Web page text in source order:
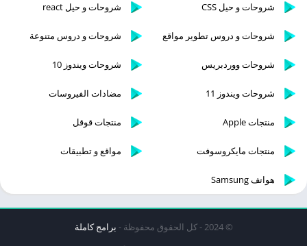
شروحات و حيل CSS شروحات و حيل react
شروحات و دروس تطوير مواقع شروحات و دروس متنوعة
شروحات ووردبريس شروحات ويندوز 10
شروحات ويندوز 11 مضادات الفيروسات
منتجات Apple منتجات قوقل
منتجات مايكروسوفت مواقع و تطبيقات
هواتف Samsung
© 2024 - كل الحقوق محفوظة - برامج كاملة